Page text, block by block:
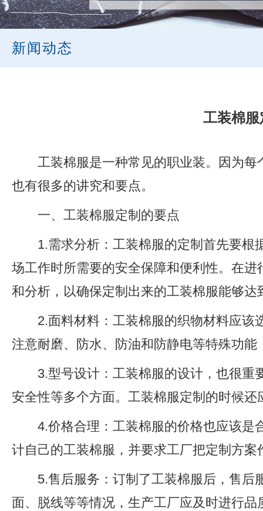
新闻动态
工装棉
工装棉服是一种常见的职业装。因为
也有很多的讲究和要点。
一、工装棉服定制的要点
1.需求分析：工装棉服的定制首先要根
场工作时所需要的安全保障和便利性。在
和分析，以确保定制出来的工装棉服能够达
2.面料材料：工装棉服的织物材料应该
注意耐磨、防水、防油和防静电等特殊功
3.型号设计：工装棉服的设计，也很重
安全性等多个方面。工装棉服定制的时候
4.价格合理：工装棉服的价格也应该是
计自己的工装棉服，并要求工厂把定制方
5.售后服务：订制了工装棉服后，售后
面、脱线等等情况，生产工厂应及时进行